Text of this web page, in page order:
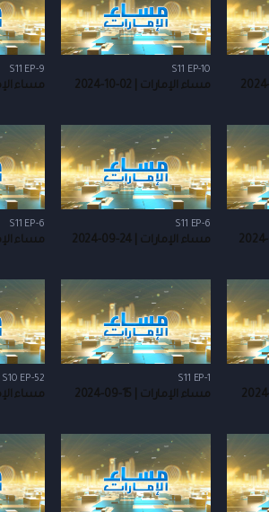
S11 EP-10
مساء الإمارات | 02-10-2024
S11 EP-9
مساء الإمارات
S11 EP-6
مساء الإمارات | 24-09-2024
S11 EP-6
مساء الإمارات
S11 EP-1
مساء الإمارات | 15-09-2024
S10 EP-52
مساء الإمارات